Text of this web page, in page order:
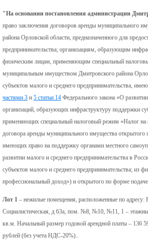
"На основании постановления администрации
право заключения договоров аренды муниципального
района Орловской области, предназначенного для
предпринимательства; организациям, образующим
физическим лицам, применяющим специальный
муниципальным имуществом Дмитровского района
субъектов малого и среднего предпринимательства,
частями 3 и 5 статьи 14 Федерального закона «О
организаций, образующих инфраструктуру поддержки
применяющих специальный налоговый режим «Налог на
договора аренды муниципального имущества открытого
имеющих право на поддержку органами местного
развитии малого и среднего предпринимательства в
субъектов малого и среднего предпринимательства;
профессиональный доход») и открытого по форме
Лот 1 – нежилые помещения, расположенные по адресу:
Социалистическая, д 63а, пом. №8, №10, №11, 1 –
кв.м. Начальный размер годовой арендной платы – 136
рублей (без учета НДС-20%)..